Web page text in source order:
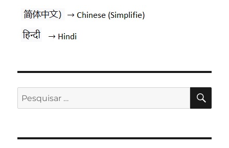
Pesquisar
por: